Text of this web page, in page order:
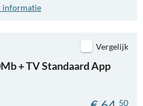
informatie
Vergelijk
+ TV Standaard App
50